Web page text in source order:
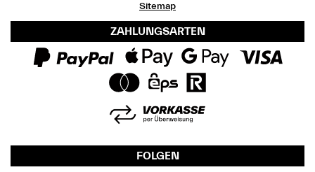
Sitemap
ZAHLUNGSARTEN
FOLGEN